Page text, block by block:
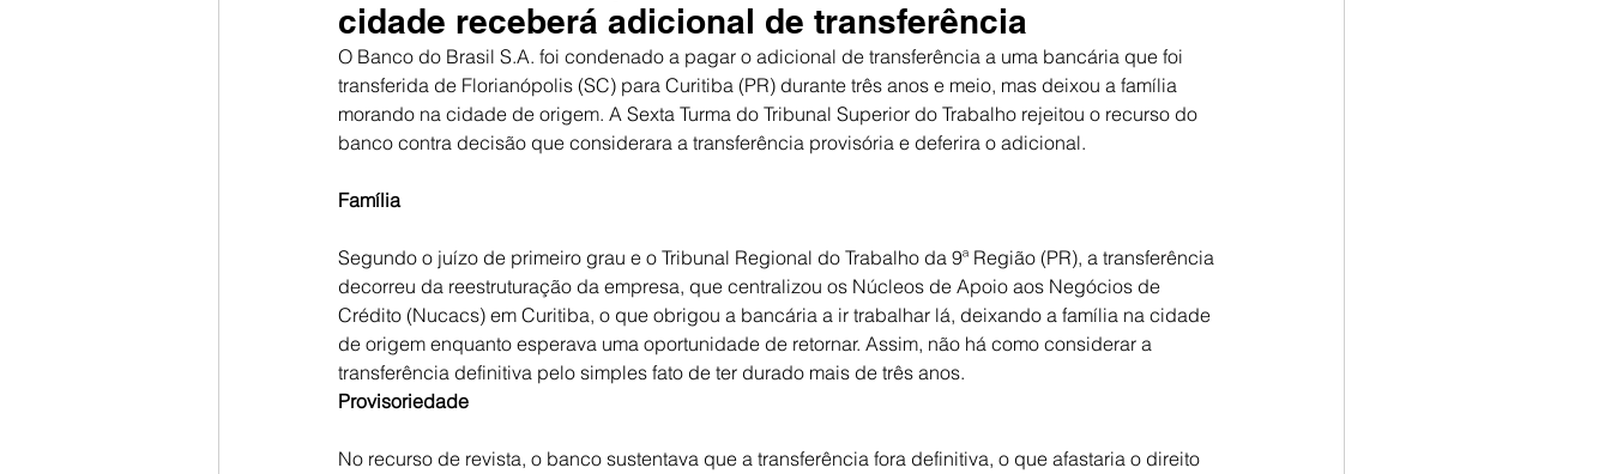
cidade receberá adicional de transferência
O Banco do Brasil S.A. foi condenado a pagar o adicional de transferência a uma bancária que foi
transferida de Florianópolis (SC) para Curitiba (PR) durante três anos e meio, mas deixou a família
morando na cidade de origem. A Sexta Turma do Tribunal Superior do Trabalho rejeitou o recurso do
banco contra decisão que considerara a transferência provisória e deferira o adicional.
Família
Segundo o juízo de primeiro grau e o Tribunal Regional do Trabalho da 9ª Região (PR), a transferência
decorreu da reestruturação da empresa, que centralizou os Núcleos de Apoio aos Negócios de
Crédito (Nucacs) em Curitiba, o que obrigou a bancária a ir trabalhar lá, deixando a família na cidade
de origem enquanto esperava uma oportunidade de retornar. Assim, não há como considerar a
transferência definitiva pelo simples fato de ter durado mais de três anos.
Provisoriedade
No recurso de revista, o banco sustentava que a transferência fora definitiva, o que afastaria o direito